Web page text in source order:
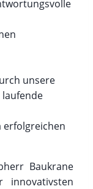
unsere
laufende
erfolgreichen
Baukrane